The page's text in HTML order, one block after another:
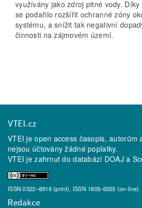
využívány jako zdroj pitné vody.
se podařilo rozšířit ochranné zóny
systému, a snížit tak negativní
činnosti na zájmovém území.
VTEI.cz
VTEI je open access časopis, autorům
nejsou účtovány žádné poplatky.
VTEI je zahrnut do databází DOAJ a
ISSN 0322–8916 (print), ISSN 1805-6555 (on-line)
Redakce